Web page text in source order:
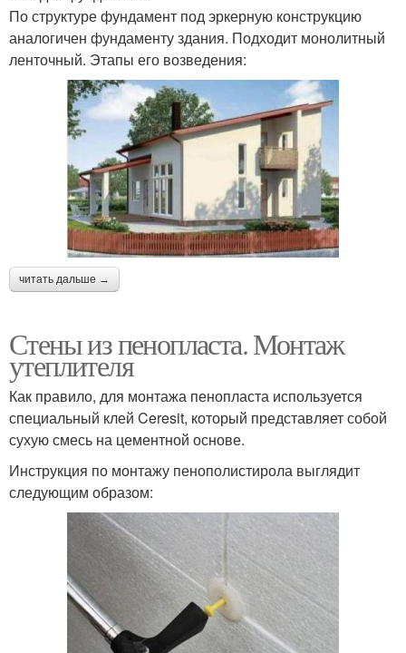
По структуре фундамент под эркерную конструкцию
аналогичен фундаменту здания. Подходит монолитный
ленточный. Этапы его возведения:
читать дальше →
Стены из пенопласта. Монтаж
утеплителя
Как правило, для монтажа пенопласта используется
специальный клей Ceresit, который представляет собой
сухую смесь на цементной основе.
Инструкция по монтажу пенополистирола выглядит
следующим образом: